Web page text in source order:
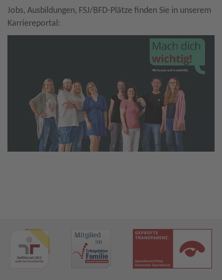
Jobs, Ausbildungen, FSJ/BFD-Plätze finden Sie in unserem
Karriereportal: